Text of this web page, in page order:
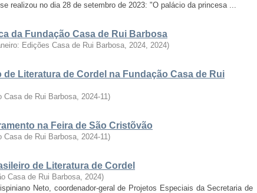
realizou no dia 28 de setembro de 2023: "O palácio da princesa ...
da Fundação Casa de Rui Barbosa
Edições Casa de Rui Barbosa, 2024, 2024)
Literatura de Cordel na Fundação Casa de Rui
Casa de Rui Barbosa, 2024-11)
na Feira de São Cristõvão
Casa de Rui Barbosa, 2024-11)
de Literatura de Cordel
Casa de Rui Barbosa, 2024)
Neto, coordenador-geral de Projetos Especiais da Secretaria de